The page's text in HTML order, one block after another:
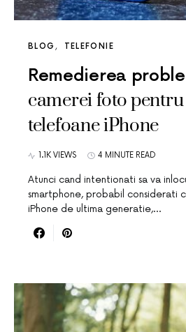
BLOG TELEFONIE
Remedierea
camerei foto
telefoane iPhone
1.1K VIEWS 4 MINUTE READ
Atunci cand intentionati sa va
smartphone, probabil considerati
iPhone de ultima generatie,…